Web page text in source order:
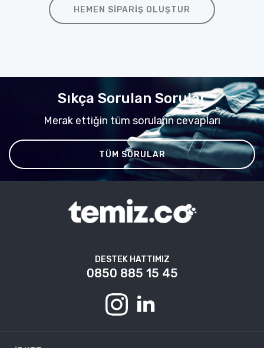
HEMEN SIPARIŞ OLUŞTUR
Sıkça Sorulan Sorular
Merak ettiğin tüm soruların cevapları
TÜM SORULAR
DESTEK HATTIMIZ
0850 885 15 45